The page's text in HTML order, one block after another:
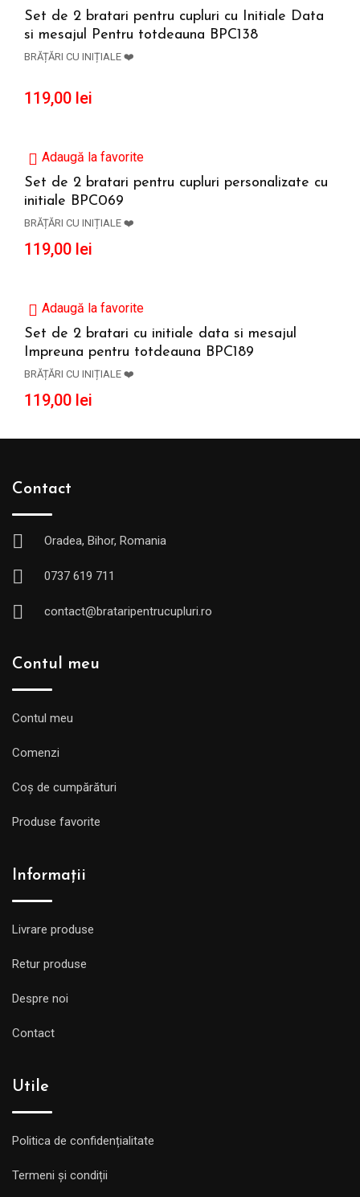
Set de 2 bratari pentru cupluri cu Initiale Data
si mesajul Pentru totdeauna BPC138
BRĂȚĂRI CU INIȚIALE ❤️
119,00 lei
Adaugă la favorite
Set de 2 bratari pentru cupluri personalizate cu
initiale BPC069
BRĂȚĂRI CU INIȚIALE ❤️
119,00 lei
Adaugă la favorite
Set de 2 bratari cu initiale data si mesajul
Impreuna pentru totdeauna BPC189
BRĂȚĂRI CU INIȚIALE ❤️
119,00 lei
Contact
Oradea, Bihor, Romania
0737 619 711
contact@brataripentrucupluri.ro
Contul meu
Contul meu
Comenzi
Coș de cumpărături
Produse favorite
Informații
Livrare produse
Retur produse
Despre noi
Contact
Utile
Politica de confidențialitate
Termeni și condiții